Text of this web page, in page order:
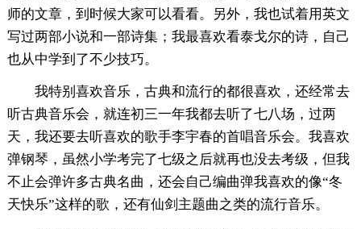
师的文章，到时候大家可以看看。另外，我也试着用英文
写过两部小说和一部诗集；我最喜欢看泰戈尔的诗，自己
也从中学到了不少技巧。
我特别喜欢音乐，古典和流行的都很喜欢，还经常去
听古典音乐会，就连初三一年我都去听了七八场，过两
天，我还要去听喜欢的歌手李宇春的首唱音乐会。我喜欢
弹钢琴，虽然小学考完了七级之后就再也没去考级，但我
不止会弹许多古典名曲，还会自己编曲弹我喜欢的像“冬
天快乐”这样的歌，还有仙剑主题曲之类的流行音乐。